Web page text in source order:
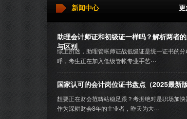
新闻中心
助理会计师证和初级证一样吗？解析两者
与区别
综上所述，助理管帐师证战低级证是统一证书的分
呼，考生正在加入低级管帐专业手艺···
国家认可的会计岗位证书盘点（2025最新版
想要正在财会范畴站稳足跟？考据绝对是职场加快
作为深耕财会8年的主业者，昨天为大···